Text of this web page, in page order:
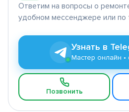
Ответим на вопросы о
удобном мессенджере или по
Узнать в
Мастер онлайн •
Позвонить